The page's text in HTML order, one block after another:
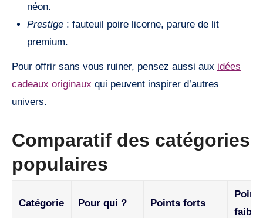
néon.
Prestige: fauteuil poire licorne, parure de lit
premium.
Pour offrir sans vous ruiner, pensez aussi aux idées
cadeaux originaux qui peuvent inspirer d’autres
univers.
Comparatif des catégories
populaires
Catégorie Pour qui ? Points forts